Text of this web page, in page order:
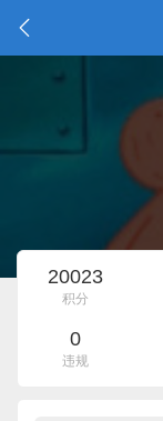
20023
积分
0
违规